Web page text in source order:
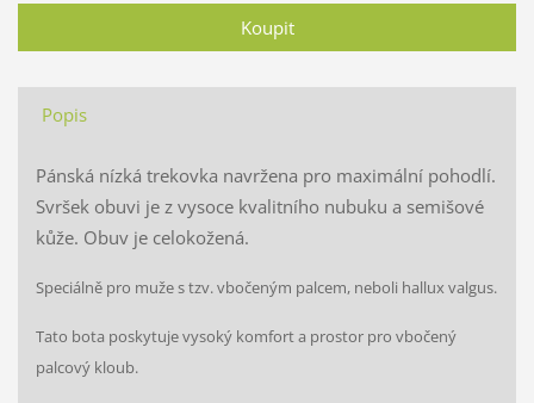
Popis
Pánská nízká trekovka navržena pro maximální pohodlí.
Svršek obuvi je z vysoce kvalitního nubuku a semišové
kůže. Obuv je celokožená.
Speciálně pro muže s tzv. vbočeným palcem, neboli hallux valgus.
Tato bota poskytuje vysoký komfort a prostor pro vbočený
palcový kloub.